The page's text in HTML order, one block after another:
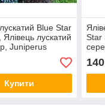
Blue Star
Ялівець лускатий
Juniperus
Blue Star
Купити
Star
140